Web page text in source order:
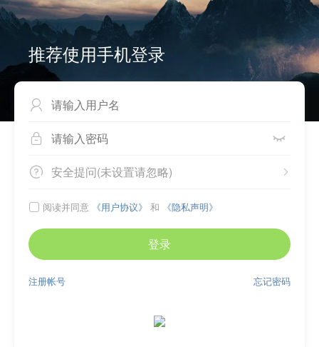
推荐使用手机登录

 
 
安全提问(未设置请忽略)
 阅读并同意 《用户协议》 和 《隐私声明》
登录
忘记密码
注册帐号